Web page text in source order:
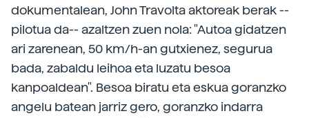
dokumentalean, John Travolta aktoreak berak --
pilotua da-- azaltzen zuen nola: "Autoa gidatzen
ari zarenean, 50 km/h-an gutxienez, segurua
bada, zabaldu leihoa eta luzatu besoa
kanpoaldean". Besoa biratu eta eskua goranzko
angelu batean jarriz gero, goranzko indarra